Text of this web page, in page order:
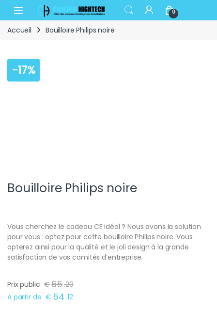
Skip to navigation
Skip to content
Open 0
Accueil Bouilloire Philips noire
-17%
Bouilloire Philips noire
Vous cherchez le cadeau CE idéal ? Nous avons la solution
pour vous : optez pour cette bouilloire Philips noire. Vous
opterez ainsi pour la qualité et le joli design à la grande
satisfaction de vos comités d’entreprise.
Prix public €65.20
A partir de € 54 .12